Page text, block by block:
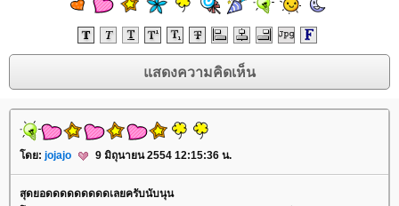
โดย: jojajo 9 มิถุนายน 2554 12:15:36 น.
สุดยอดดดดดดดดดเลยครับนับนุน